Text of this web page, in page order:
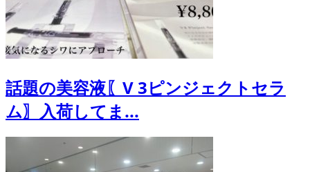
話題の美容液〖V 3ピンジェクトセラ
ム〗入荷してま...